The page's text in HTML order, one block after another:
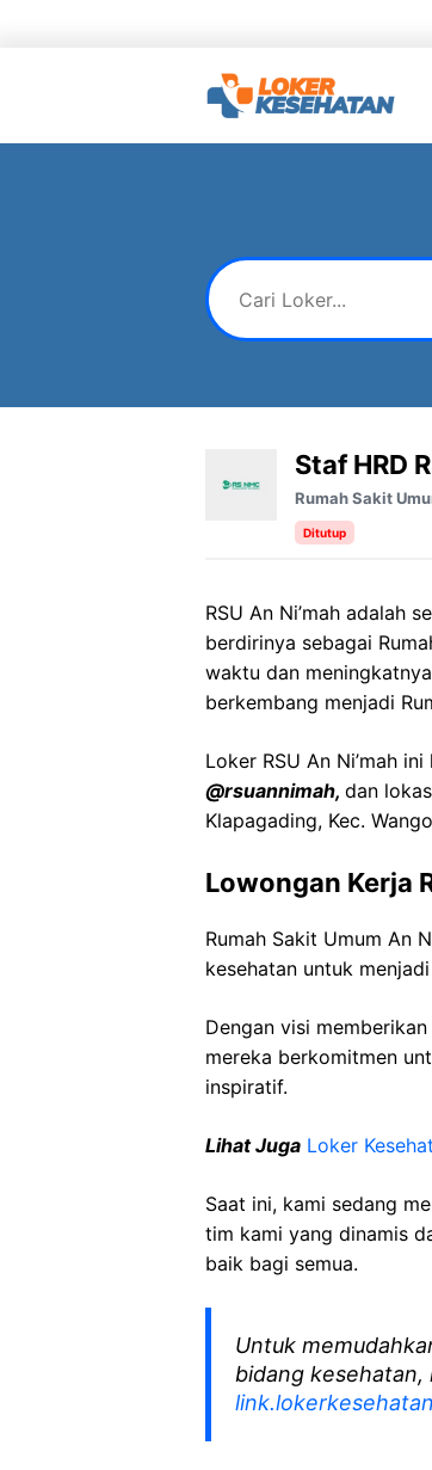
Staf HRD
Rumah Sakit
Ditutup
RSU An Ni’mah adalah
berdirinya sebagai
waktu dan
berkembang menjadi
Loker RSU An Ni’mah
@rsuannimah, dan
Klapagading, Kec.
Lowongan Kerja
Rumah Sakit Umum An
kesehatan untuk
Dengan visi
mereka berkomitmen
inspiratif.
Lihat Juga Loker
Saat ini, kami sedang
tim kami yang dinamis
baik bagi semua.
Untuk
bidang kesehatan,